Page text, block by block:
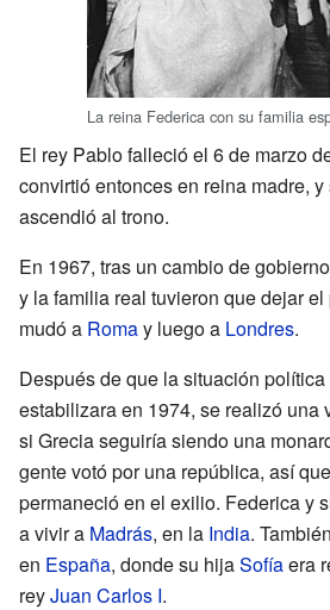
La reina Federica con su familia
El rey Pablo falleció el 6 de marzo
convirtió entonces en reina madre,
ascendió al trono.
En 1967, tras un cambio de
y la familia real tuvieron que dejar
mudó a Romay luego a Londres.
Después de que la situación
estabilizara en 1974, se realizó una
si Grecia seguiría siendo una
gente votó por una república, así
permaneció en el exilio. Federica y
a vivir a Madrás, en la India.
en España, donde su hijaSofíaera
reyJuan Carlos I.